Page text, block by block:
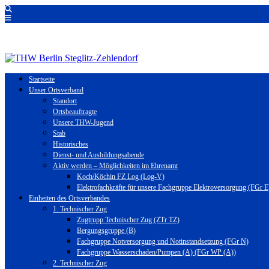
Startseite
Unser Ortsverband
Standort
Ortsbeauftragte
Unsere THW-Jugend
Stab
Historisches
Dienst- und Ausbildungsabende
Aktiv werden – Möglichkeiten im Ehrenamt
Koch/Köchin FZ Log (Log-V)
Elektrofachkräfte für unsere Fachgruppe Elektroversorgung (FGr
Einheiten des Ortsverbandes
1. Technischer Zug
Zugtrupp Technischer Zug (ZTr TZ)
Bergungsgruppe (B)
Fachgruppe Notversorgung und Notinstandsetzung (FGr N)
Fachgruppe Wasserschaden/Pumpen (A) (FGr WP (A))
2. Technischer Zug